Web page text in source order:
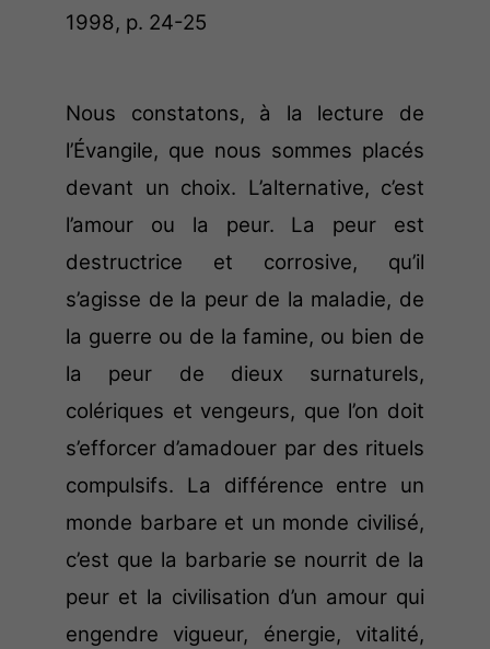
1998, p. 24-25
Nous constatons, à la lecture de
l’Évangile, que nous sommes placés
devant un choix. L’alternative, c’est
l’amour ou la peur. La peur est
destructrice et corrosive, qu’il
s’agisse de la peur de la maladie, de
la guerre ou de la famine, ou bien de
la peur de dieux surnaturels,
colériques et vengeurs, que l’on doit
s’efforcer d’amadouer par des rituels
compulsifs. La différence entre un
monde barbare et un monde civilisé,
c’est que la barbarie se nourrit de la
peur et la civilisation d’un amour qui
engendre vigueur, énergie, vitalité,